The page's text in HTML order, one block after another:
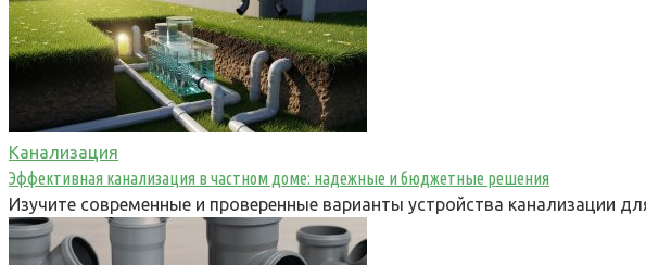
Канализация
Эффективная канализация в частном доме: надежные и бюджетные решения
Изучите современные и проверенные варианты устройства канализации